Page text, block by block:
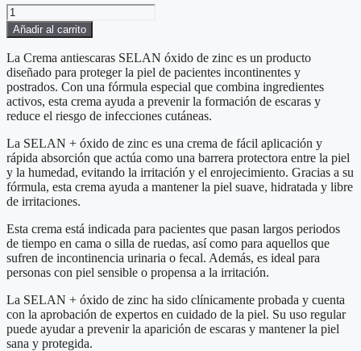
Crema
antiescaras
SELAN
120
g.
cantidad
Añadir al carrito
La Crema antiescaras SELAN óxido de zinc es un producto
diseñado para proteger la piel de pacientes incontinentes y
postrados. Con una fórmula especial que combina ingredientes
activos, esta crema ayuda a prevenir la formación de escaras y
reduce el riesgo de infecciones cutáneas.
La SELAN + óxido de zinc es una crema de fácil aplicación y
rápida absorción que actúa como una barrera protectora entre la piel
y la humedad, evitando la irritación y el enrojecimiento. Gracias a su
fórmula, esta crema ayuda a mantener la piel suave, hidratada y libre
de irritaciones.
Esta crema está indicada para pacientes que pasan largos periodos
de tiempo en cama o silla de ruedas, así como para aquellos que
sufren de incontinencia urinaria o fecal. Además, es ideal para
personas con piel sensible o propensa a la irritación.
La SELAN + óxido de zinc ha sido clínicamente probada y cuenta
con la aprobación de expertos en cuidado de la piel. Su uso regular
puede ayudar a prevenir la aparición de escaras y mantener la piel
sana y protegida.